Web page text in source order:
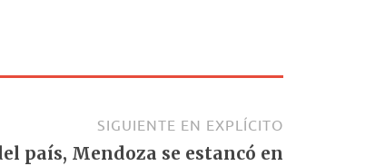
SIGUIENTE EN EXPLÍCITO
país, Mendoza se estancó en